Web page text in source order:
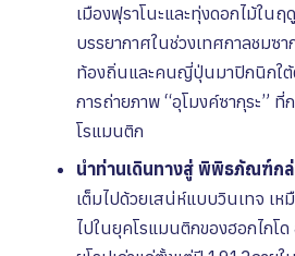
เมืองฟุราโนะและทุ่งดอกไม้ใน
บรรยากาศในช่วงเทศกาลชมซา
ท้องถิ่นและคนญี่ปุ่นมาปิกนิกใต้
การถ่ายภาพ “อุโมงค์ซากุระ” ที่
โรแมนติก
นำท่านเดินทางสู่ พิพิธภัณฑ์ก
เต็มไปด้วยเสน่ห์แบบวินเทจ เ
ไปในยุคโรแมนติกของฮอกไกโ